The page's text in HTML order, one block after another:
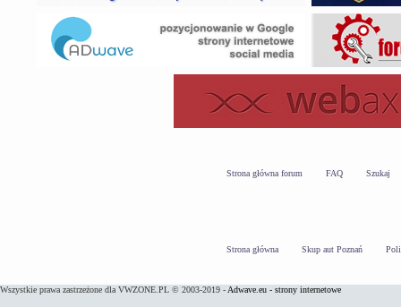
Strona główna forum FAQ Szukaj
Strona główna Skup aut Poznań
Wszystkie prawa zastrzeżone dla VWZONE.PL © 2003-2019 - Adwave.eu - strony internetowe